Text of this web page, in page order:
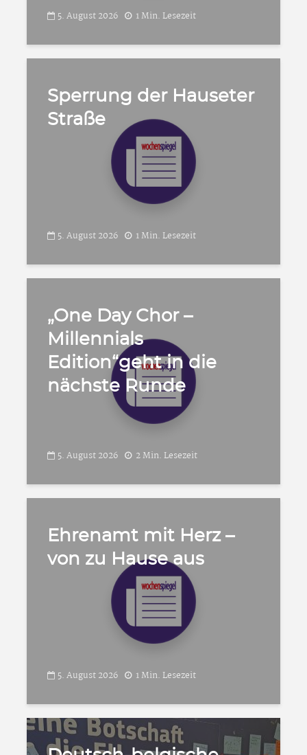
5. August 2026 1 Min. Lesezeit
Sperrung der Hauseter
Straße
5. August 2026 1 Min. Lesezeit
„One Day Chor –
Millennials
Edition“geht in die
nächste Runde
5. August 2026 2 Min. Lesezeit
Ehrenamt mit Herz –
von zu Hause aus
5. August 2026 1 Min. Lesezeit